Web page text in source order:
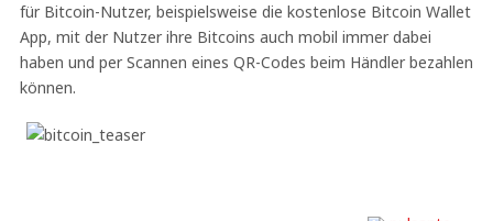
für Bitcoin-Nutzer, beispielsweise die kostenlose Bitcoin Wallet
App, mit der Nutzer ihre Bitcoins auch mobil immer dabei
haben und per Scannen eines QR-Codes beim Händler bezahlen
können.